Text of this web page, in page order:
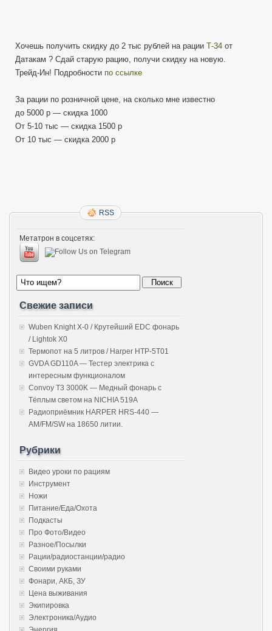
Хочешь получить скидку до 2 тыс рублей на рации Т-34 от
Датакам ? Сдай старую рацию, получи скидку на новую.
Трейд-Ин! Подробности по ссылке
За рации по розничной цене, на сколько мне известно
до 5000 р — скидка 1000
От 5-10 тыс — скидка 1500 р
От 10 тыс — скидка 2000 р
RSS
Метатрон в соцсетях:
Свежие записи
Wuben Knight X-0 / Крутейший EDC фонарь
/ Lightok X0
Термопот на 5 литров / Harper HTP-5T01
GVDA GD110A — Тестер электрика с
интересным функционалом
Convoy T3 3000K — Медный фонарь с
Тёплым светом на NICHIA 519A
Радиоприёмник HARPER HRS-440 —
AM/FM/SW на 18650 литии.
Рубрики
Видео уроки по рациям
Инструмент
Ножи
Питание/Еда/Охота
Подкасты
Про Фото/Видео
Разное/Посылки
Рации/радиостанции/радио
Своими руками
Фонари, АКБ, ЗУ
Цена выживания
Экипировка
Электроника/Аудио